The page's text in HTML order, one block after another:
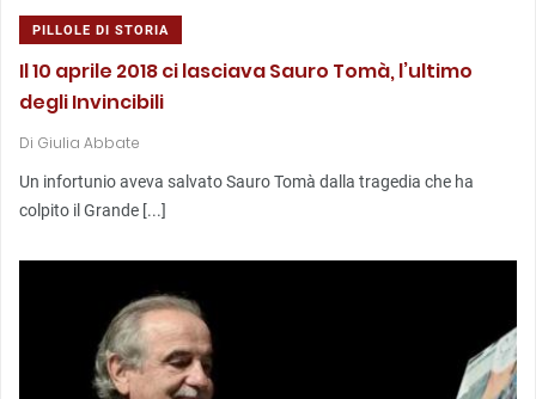
PILLOLE DI STORIA
Il 10 aprile 2018 ci lasciava Sauro Tomà, l’ultimo
degli Invincibili
Di Giulia Abbate
Un infortunio aveva salvato Sauro Tomà dalla tragedia che ha
colpito il Grande [...]